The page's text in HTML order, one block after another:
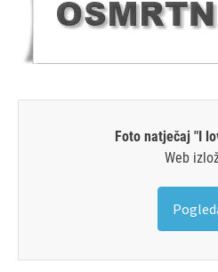
Foto natječaj "I
Web